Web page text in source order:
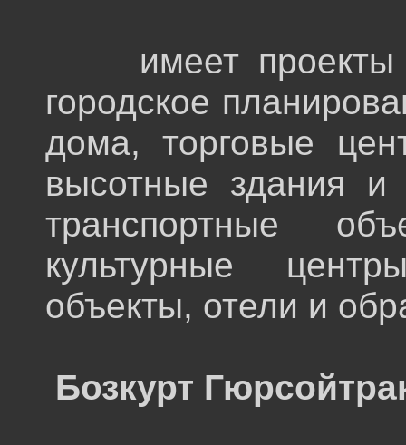
имеет проекты
городское
дома, торговые
высотные здания и
транспортные
культурные
объекты, отели и
Бозкурт